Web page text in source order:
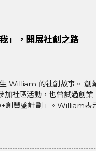
」，開展社創之路
。 創業共識：半職參與、兼顧家庭
社區活動，也曾試過創業
創豐盛計劃」。William表